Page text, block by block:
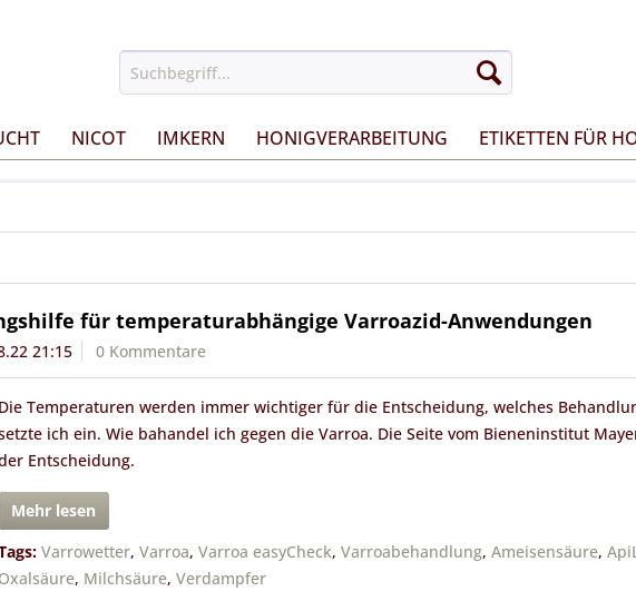
NICOT IMKERN HONIGVERARBEITUNG ETIKETTEN FÜR
für temperaturabhängige Varroazid-Anwendungen
21:15 0 Kommentare
Die Temperaturen werden immer wichtiger für die Entscheidung, welches
ich ein. Wie bahandel ich gegen die Varroa. Die Seite vom Bieneninstitut
Entscheidung.
Mehr lesen
Varrowetter,Varroa,Varroa easyCheck,Varroabehandlung,Ameisensäure,
Oxalsäure, Milchsäure,Verdampfer